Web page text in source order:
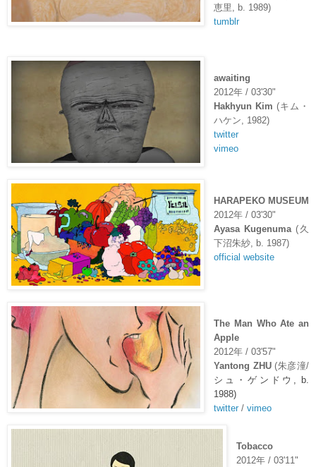
恵里 , b. 1989)
tumblr
awaiting
2012年 / 03'30"
Hakhyun Kim (キム・
ハケン, 1982)
twitter
vimeo
HARAPEKO MUSEUM
2012年 / 03'30"
Ayasa Kugenuma( 久
下沼朱紗, b. 1987)
official website
The Man Who Ate an
Apple
2012年 / 03'57"
Yantong ZHU (朱彦潼/
シュ・ゲンドウ , b.
1988)
twitter / vimeo
Tobacco
2012年 / 03'11"